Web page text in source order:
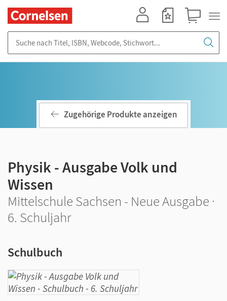
Zugehörige Produkte anzeigen
Physik - Ausgabe Volk und
Wissen
Mittelschule Sachsen - Neue Ausgabe ·
6. Schuljahr
Schulbuch